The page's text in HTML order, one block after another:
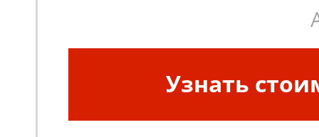
Узнать